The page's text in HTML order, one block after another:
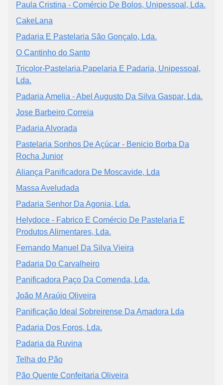
Paula Cristina - Comércio De Bolos, Unipessoal, Lda.
CakeLana
Padaria E Pastelaria São Gonçalo, Lda.
O Cantinho do Santo
Tricolor-Pastelaria,Papelaria E Padaria, Unipessoal,
Lda.
Padaria Amelia - Abel Augusto Da Silva Gaspar, Lda.
Jose Barbeiro Correia
Padaria Alvorada
Pastelaria Sonhos De Açúcar - Benicio Borba Da
Rocha Junior
Aliança Panificadora De Moscavide, Lda
Massa Aveludada
Padaria Senhor Da Agonia, Lda.
Helydoce - Fabrico E Comércio De Pastelaria E
Produtos Alimentares, Lda.
Fernando Manuel Da Silva Vieira
Padaria Do Carvalheiro
Panificadora Paço Da Comenda, Lda.
João M Araújo Oliveira
Panificação Ideal Sobreirense Da Amadora Lda
Padaria Dos Foros, Lda.
Padaria da Ruvina
Telha do Pão
Pão Quente Confeitaria Oliveira